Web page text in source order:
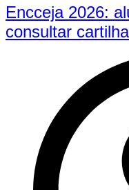
Encceja 2026:
consultar